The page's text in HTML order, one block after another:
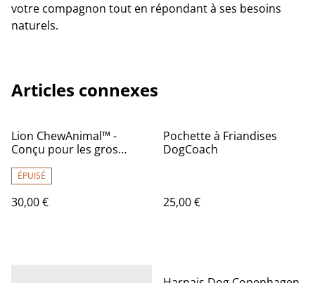
votre compagnon tout en répondant à ses besoins
naturels.
Articles connexes
Lion ChewAnimal™ -
Conçu pour les gros
ÉPUISÉ
30,00 €
Pochette à Friandises
DogCoach
25,00 €